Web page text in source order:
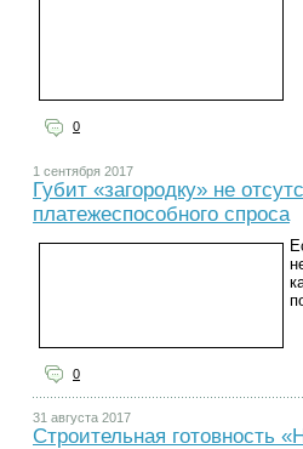
0
1 сентября 2017
Губит «загородку» не
платежеспособного спроса
0
31 августа 2017
Строительная готовность